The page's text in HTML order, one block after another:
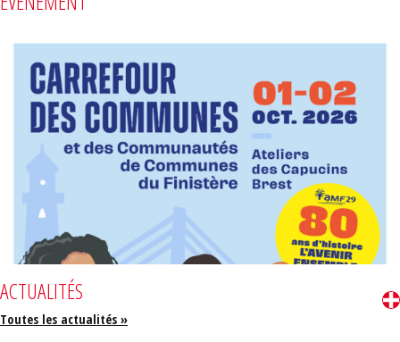
ACTUALITÉS
Toutes les actualités »